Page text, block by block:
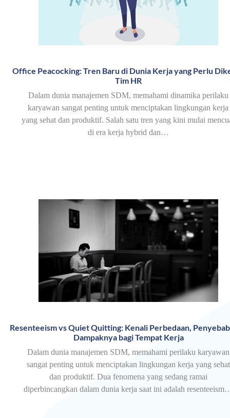
Office Peacocking: Tren Baru di Dunia Kerja yang Perlu
Tim HR
Dalam dunia manajemen SDM, memahami dinamika perilaku
karyawan sangat penting untuk menciptakan lingkungan kerja
yang sehat dan produktif. Salah satu tren yang kini mulai
di era kerja hybrid dan…
Resenteeism vs Quiet Quitting: Kenali Perbedaan,
Dampaknya bagi Tempat Kerja
Dalam dunia manajemen SDM, memahami perilaku karyawan
sangat penting untuk menciptakan lingkungan kerja yang sehat
dan produktif. Dua fenomena yang sedang ramai
diperbincangkan dalam dunia kerja saat ini adalah